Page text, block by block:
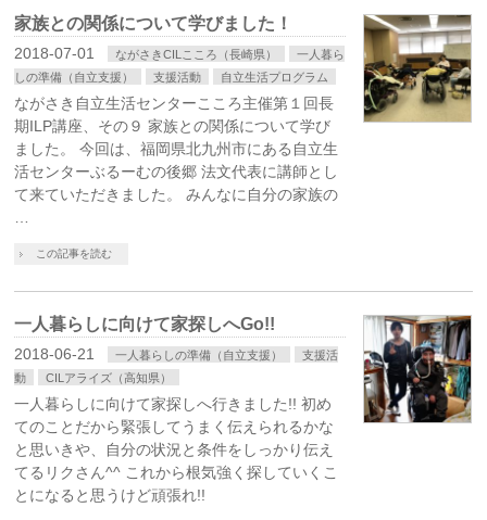
家族との関係について学びました！
2018-07-01 ながさきCILこころ（長崎県）
一人暮ら
しの準備（自立支援）
支援活動 自立生活プログラム
ながさき自立生活センターこころ主催第１回長
期ILP講座、その９ 家族との関係について学び
ました。 今回は、福岡県北九州市にある自立生
活センターぶるーむの後郷 法文代表に講師とし
て来ていただきました。 みんなに自分の家族の
この記事を読む
一人暮らしに向けて家探しへGo!!
2018-06-21 一人暮らしの準備（自立支援）
支援活
動
CILアライズ（高知県）
一人暮らしに向けて家探しへ行きました!! 初め
てのことだから緊張してうまく伝えられるかな
と思いきや、自分の状況と条件をしっかり伝え
てるリクさん^^ これから根気強く探していくこ
とになると思うけど頑張れ!!